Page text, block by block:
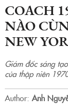
COACH
NÀO
NEW
Giám đốc sáng
của thập niên
Author: Anh